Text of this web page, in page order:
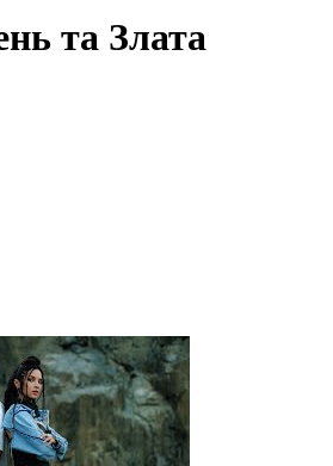
та Злата